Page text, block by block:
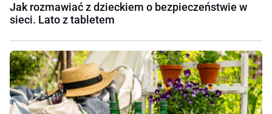
Jak rozmawiać z dzieckiem o bezpieczeństwie w
sieci. Lato z tabletem